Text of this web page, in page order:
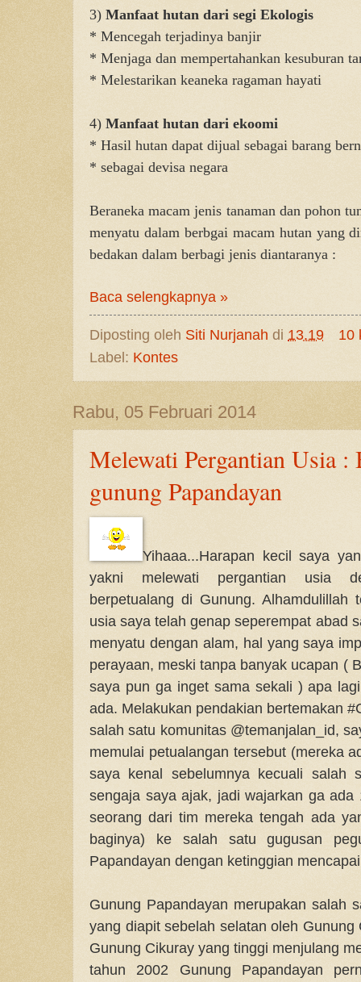
3) Manfaat hutan dari segi Ekologis
* Mencegah terjadinya banjir
* Menjaga dan mempertahankan kesuburan
* Melestarikan keaneka ragaman hayati
4) Manfaat hutan dari ekoomi
* Hasil hutan dapat dijual sebagai barang
* sebagai devisa negara
Beraneka macam jenis tanaman dan pohon
menyatu dalam berbgai macam hutan yang
bedakan dalam berbagi jenis diantaranya :
Baca selengkapnya »
Diposting oleh Siti Nurjanah di 13.19
10
Label: Kontes
Rabu, 05 Februari 2014
Melewati Pergantian Usia :
gunung Papandayan
Yihaaa...Harapan kecil saya
yakni melewati pergantian usia
berpetualang di Gunung.
usia saya telah genap seperempat abad
menyatu dengan alam, hal yang saya
perayaan, meski tanpa banyak ucapan (
saya pun ga inget sama sekali ) apa
ada. Melakukan pendakian bertemakan
salah satu komunitas @temanjalan_id,
memulai petualangan tersebut (mereka
saya kenal sebelumnya kecuali salah
sengaja saya ajak, jadi wajarkan ga
seorang dari tim mereka tengah ada
baginya) ke salah satu gugusan
Papandayan dengan ketinggian
Gunung Papandayan merupakan salah
yang diapit sebelah selatan oleh
Gunung Cikuray yang tinggi menjulang
tahun 2002 Gunung Papandayan